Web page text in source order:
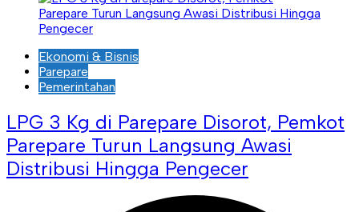
Ekonomi & Bisnis
Parepare
Pemerintahan
LPG 3 Kg di Parepare Disorot, Pemkot
Parepare Turun Langsung Awasi
Distribusi Hingga Pengecer